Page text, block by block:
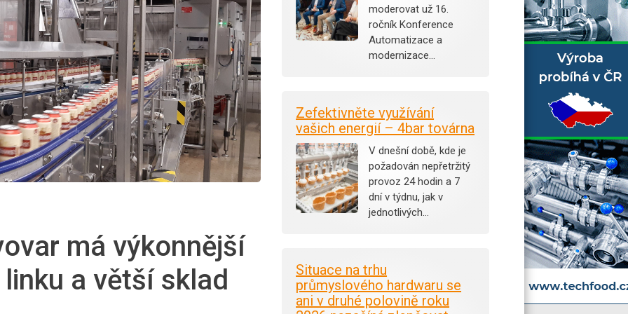
má výkonnější
a větší sklad
moderovat už 16.
ročník Konference
Automatizace a
modernizace…
Zefektivněte využívání
vašich energií – 4bar továrna
V dnešní době, kde je
požadován nepřetržitý
provoz 24 hodin a 7
dní v týdnu, jak v
jednotlivých…
Situace na trhu
průmyslového hardwaru se
ani v druhé polovině roku